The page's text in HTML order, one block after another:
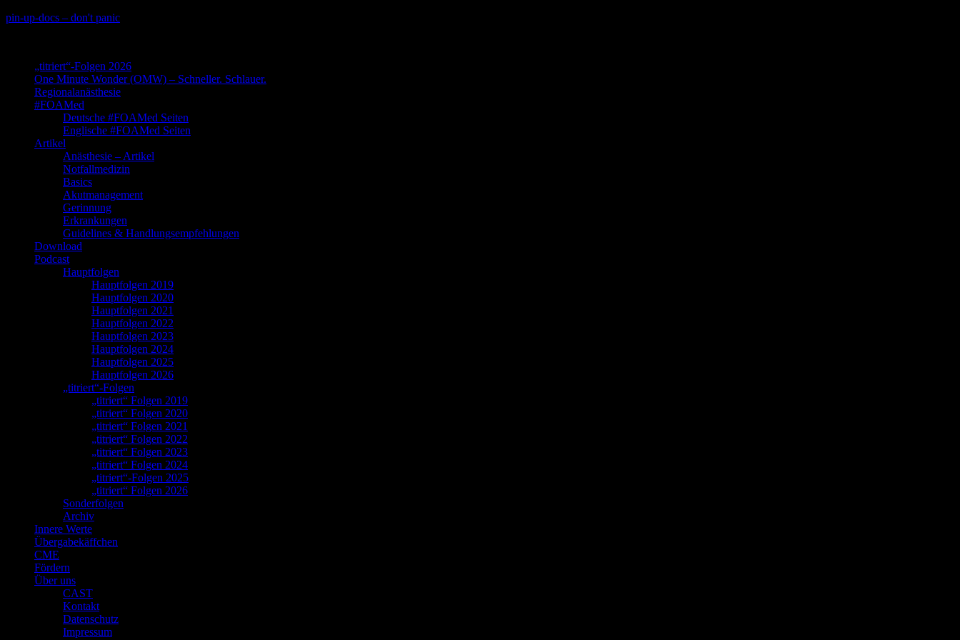
Skip
pin-up-docs – don't panic
„titriert“-Folgen 2026
One Minute Wonder (OMW) – Schneller. Schlauer.
Regionalanästhesie
#FOAMed
Deutsche #FOAMed Seiten
Englische #FOAMed Seiten
Artikel
Anästhesie – Artikel
Notfallmedizin
Basics
Akutmanagement
Gerinnung
Erkrankungen
Guidelines & Handlungsempfehlungen
Download
Podcast
Hauptfolgen
Hauptfolgen 2019
Hauptfolgen 2020
Hauptfolgen 2021
Hauptfolgen 2022
Hauptfolgen 2023
Hauptfolgen 2024
Hauptfolgen 2025
Hauptfolgen 2026
„titriert“-Folgen
„titriert“ Folgen 2019
„titriert“ Folgen 2020
„titriert“ Folgen 2021
„titriert“ Folgen 2022
„titriert“ Folgen 2023
„titriert“ Folgen 2024
„titriert“-Folgen 2025
„titriert“ Folgen 2026
Sonderfolgen
Archiv
Innere Werte
Übergabekäffchen
CME
Fördern
Über uns
CAST
Kontakt
Datenschutz
Impressum